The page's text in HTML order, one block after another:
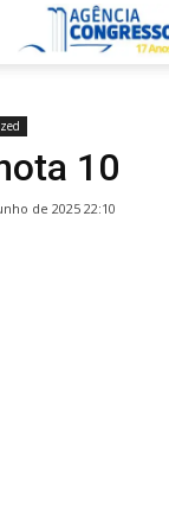
10
de 2025 22:10